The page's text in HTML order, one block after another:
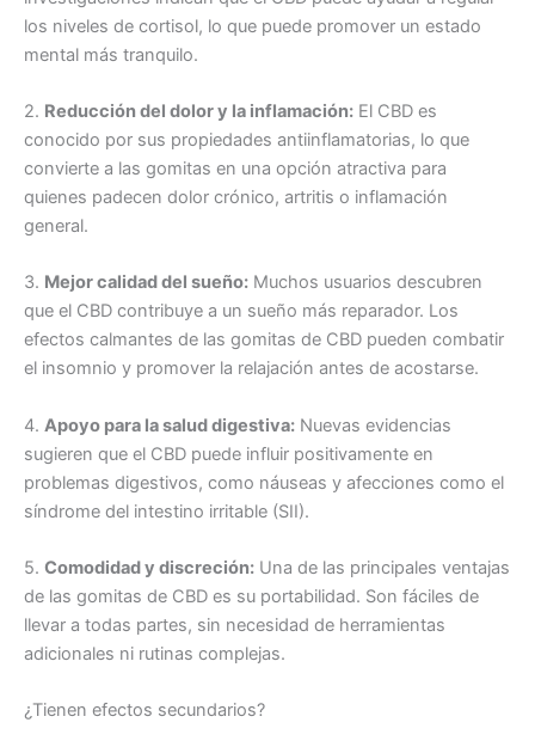
los niveles de cortisol, lo que puede promover un estado
mental más tranquilo.
2. Reducción del dolor y la inflamación: El CBD es
conocido por sus propiedades antiinflamatorias, lo que
convierte a las gomitas en una opción atractiva para
quienes padecen dolor crónico, artritis o inflamación
general.
3. Mejor calidad del sueño: Muchos usuarios descubren
que el CBD contribuye a un sueño más reparador. Los
efectos calmantes de las gomitas de CBD pueden combatir
el insomnio y promover la relajación antes de acostarse.
4. Apoyo para la salud digestiva: Nuevas evidencias
sugieren que el CBD puede influir positivamente en
problemas digestivos, como náuseas y afecciones como el
síndrome del intestino irritable (SII).
5. Comodidad y discreción: Una de las principales ventajas
de las gomitas de CBD es su portabilidad. Son fáciles de
llevar a todas partes, sin necesidad de herramientas
adicionales ni rutinas complejas.
¿Tienen efectos secundarios?